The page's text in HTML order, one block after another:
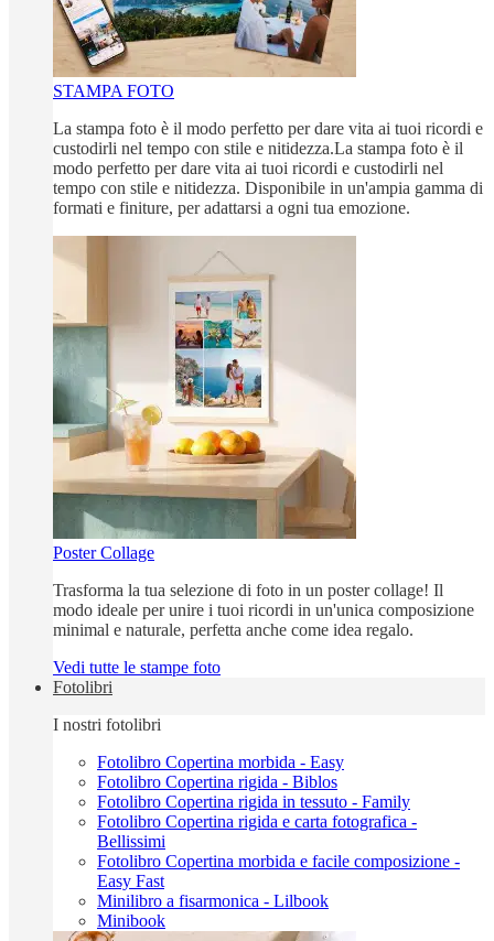
STAMPA FOTO
La stampa foto è il modo perfetto per dare vita ai tuoi ricordi e
custodirli nel tempo con stile e nitidezza.La stampa foto è il
modo perfetto per dare vita ai tuoi ricordi e custodirli nel
tempo con stile e nitidezza. Disponibile in un'ampia gamma di
formati e finiture, per adattarsi a ogni tua emozione.
Poster Collage
Trasforma la tua selezione di foto in un poster collage! Il
modo ideale per unire i tuoi ricordi in un'unica composizione
minimal e naturale, perfetta anche come idea regalo.
Vedi tutte le stampe foto
Fotolibri
I nostri fotolibri
Fotolibro Copertina morbida - Easy
Fotolibro Copertina rigida - Biblos
Fotolibro Copertina rigida in tessuto - Family
Fotolibro Copertina rigida e carta fotografica -
Bellissimi
Fotolibro Copertina morbida e facile composizione -
Easy Fast
Minilibro a fisarmonica - Lilbook
Minibook